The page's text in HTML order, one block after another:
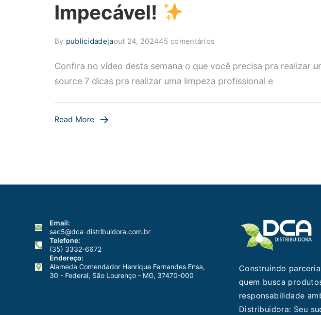
Impecável!
By publicidadejaout 24, 202445 comentários
Dicas
Infalíveis
uma
Confira no vídeo desta semana o que você precisa pra realizar
source 7 dicas pra realizar uma limpeza profissional e
Read More
Email:
sac5@dca-distribuidora.com.br
Telefone:
(35) 3332-6672
Endereço:
Alameda Comendador Henrique Fernandes Ensa,
30 - Federal, São Lourenço - MG, 37470-000
Construindo
quem busca
responsabilidade
Distribuidora: Seu